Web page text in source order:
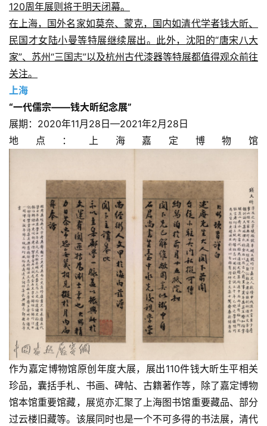
120周年展则将于明天闭幕。
在上海，国外名家如莫奈、蒙克，国内如清代学者钱大昕、
民国才女陆小曼等特展继续展出。此外，沈阳的“唐宋八大
家”、苏州“三国志”以及杭州古代漆器等特展都值得观众前往
关注。
上海
“一代儒宗——钱大昕纪念展”
展期：2020年11月28日—2021年2月28日
地点：上海嘉定博物馆
作为嘉定博物馆原创年度大展，展出110件钱大昕生平相关
珍品，囊括手札、书画、碑帖、古籍著作等，除了嘉定博物
馆本馆重要馆藏，展览亦汇聚了上海图书馆重要藏品、部分
过云楼旧藏等。该展同时也是一个不可多得的书法展，清代